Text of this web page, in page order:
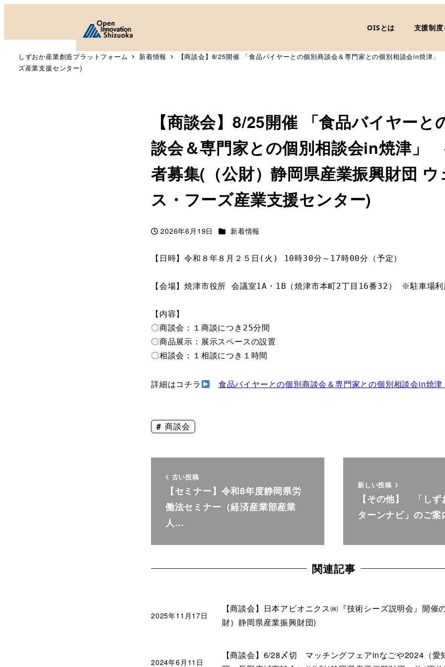
OISとは 支援制
しずおか産業創造プラットフォーム 新着情報
【商談会】8/25開催 「食品バイヤーとの個別商談会＆専門家との個別相談会in焼津
ズ産業支援センター)
【商談会】8/25開催 「食品バイヤーと
談会＆専門家との個別相談会in焼津」
者募集(（公財）静岡県産業振興財団 ウ
ス・フーズ産業支援センター)
投稿日
2026年6月19日 カテゴリー
新着情報
【日時】令和８年８月２５日(火) 10時30分～17時00分（予定）
【会場】焼津市役所 会議室1A・1B（焼津市本町2丁目16番32） ※駐車場利
【内容】
〇商談会：１商談につき25分間
〇商品展示：展示スペースの設置
〇相談会：１相談につき１時間
詳細はコチラ 食品バイヤーとの個別商談会＆専門家との個別相談会in焼
商談会
古い投稿
【セミナー】令和8年度静岡県労
働法セミナー（経済産業部産業
人…
新しい投稿
【その他】 「しず
ターンナビ」のご
関連記事
【商談会】日本アビオニクス㈱『技術シーズ説明会』開催
財）静岡県産業振興財団)
2025年11月17日
【商談会】6/28〆切 マッチングフェアinなごや2024（愛
2024年6月11日